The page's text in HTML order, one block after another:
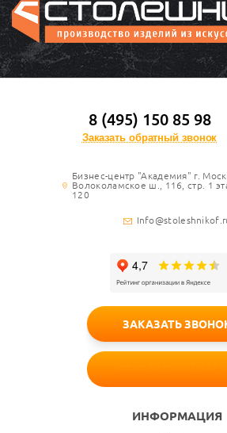
8 (495) 150 85 98
Заказать обратный звонок
Бизнес-центр "Академия" г.
Волоколамское ш., 116, стр. 1
120
ИНФОРМАЦИЯ
ЗАКАЗАТЬ